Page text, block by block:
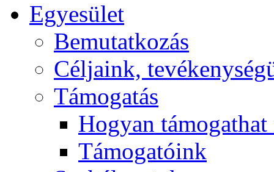
Egyesület
Bemutatkozás
Céljaink,
Támogatás
Hogyan
Támogatóink